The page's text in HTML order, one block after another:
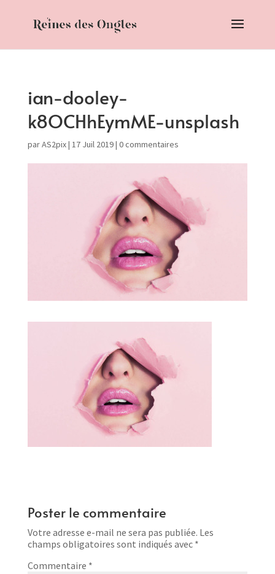
ian-dooley-
k8OCHhEymME-unsplash
parAS2pix| 17 Juil 2019| 0 commentaires
Poster le commentaire
Votre adresse e-mail ne sera pas publiée. Les
champs obligatoires sont indiqués avec *
Commentaire *